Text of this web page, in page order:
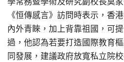
《恒傳感言》訪問時表示，香
內外青睞，加上背靠祖國，可
過，他認為若要打造國際教育
同發展，建議政府放寬私立院